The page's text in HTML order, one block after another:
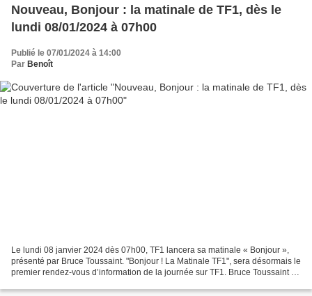
Nouveau, Bonjour : la matinale de TF1, dès le
lundi 08/01/2024 à 07h00
Publié le 07/01/2024 à 14:00
Par Benoît
Le lundi 08 janvier 2024 dès 07h00, TF1 lancera sa matinale « Bonjour »,
présenté par Bruce Toussaint. "Bonjour ! La Matinale TF1", sera désormais le
premier rendez-vous d’information de la journée sur TF1. Bruce Toussaint et